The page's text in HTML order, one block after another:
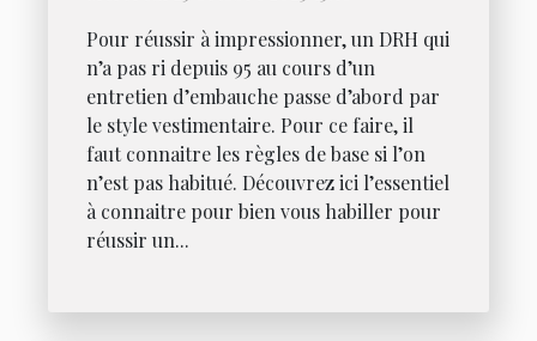
Pour réussir à impressionner, un DRH qui
n’a pas ri depuis 95 au cours d’un
entretien d’embauche passe d’abord par
le style vestimentaire. Pour ce faire, il
faut connaitre les règles de base si l’on
n’est pas habitué. Découvrez ici l’essentiel
à connaitre pour bien vous habiller pour
réussir un...